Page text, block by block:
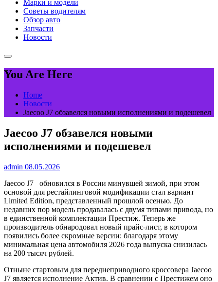
Марки и модели
Советы водителям
Обзор авто
Запчасти
Новости
You Are Here
Home
Новости
Jaecoo J7 обзавелся новыми исполнениями и подешевел
Jaecoo J7 обзавелся новыми
исполнениями и подешевел
admin 08.05.2026
Jaecoo J7 обновился в России минувшей зимой, при этом
основой для рестайлинговой модификации стал вариант
Limited Edition, представленный прошлой осенью. До
недавних пор модель продавалась с двумя типами привода, но
в единственной комплектации Престиж. Теперь же
производитель обнародовал новый прайс-лист, в котором
появились более скромные версии: благодаря этому
минимальная цена автомобиля 2026 года выпуска снизилась
на 200 тысяч рублей.
Отныне стартовым для переднеприводного кроссовера Jaecoo
J7 является исполнение Актив. В сравнении с Престижем оно